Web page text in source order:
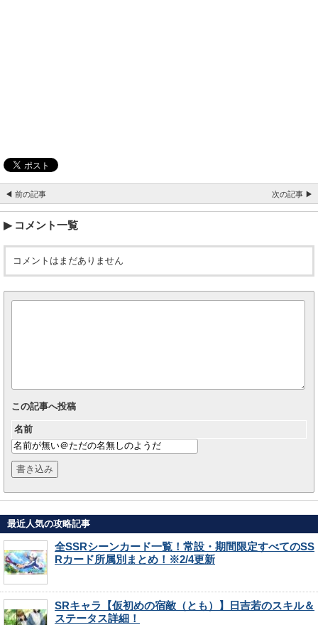
◀ 前の記事 次の記事 ▶
コメント一覧
コメントはまだありません
この記事へ投稿
名前
最近人気の攻略記事
全SSRシーンカード一覧！常設・期間限定すべてのSS
Rカード所属別まとめ！※2/4更新
SRキャラ【仮初めの宿敵（とも）】日吉若のスキル＆
ステータス詳細！